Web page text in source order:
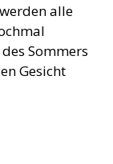
alle
Sommers
Gesicht